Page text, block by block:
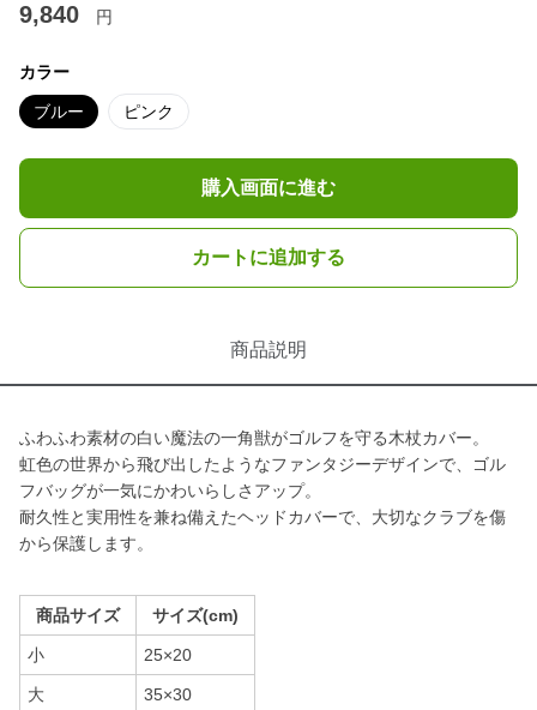
9,840 円
カラー
ブルー ピンク
購入画面に進む
カートに追加する
商品説明
ふわふわ素材の白い魔法の一角獣がゴルフを守る木杖カバー。
虹色の世界から飛び出したようなファンタジーデザインで、ゴル
フバッグが一気にかわいらしさアップ。
耐久性と実用性を兼ね備えたヘッドカバーで、大切なクラブを傷
から保護します。
商品サイズ サイズ(cm)
小 25×20
大 35×30